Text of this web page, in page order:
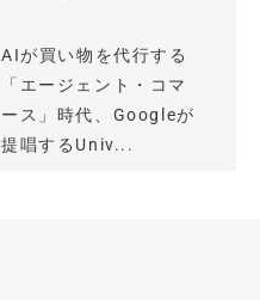
AIが買い物を代行する
「エージェント・コマ
ース」時代、Googleが
提唱するUniv...